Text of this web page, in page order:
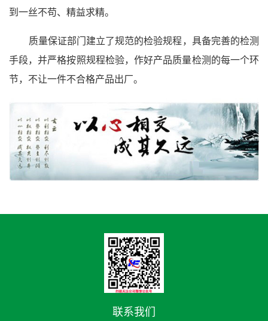
到一丝不苟、精益求精。
质量保证部门建立了规范的检验规程，具备完善的检测
手段，并严格按照规程检验，作好产品质量检测的每一个环
节，不让一件不合格产品出厂。
联系我们